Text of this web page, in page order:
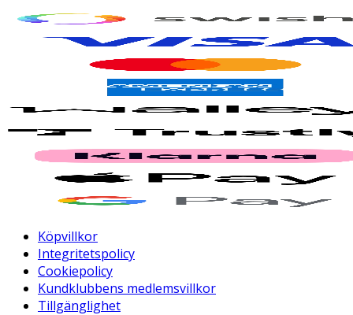
Köpvillkor
Integritetspolicy
Cookiepolicy
Kundklubbens medlemsvillkor
Tillgänglighet